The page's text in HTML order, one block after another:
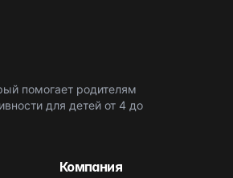
помогает родителям
для детей от 4 до
Компания